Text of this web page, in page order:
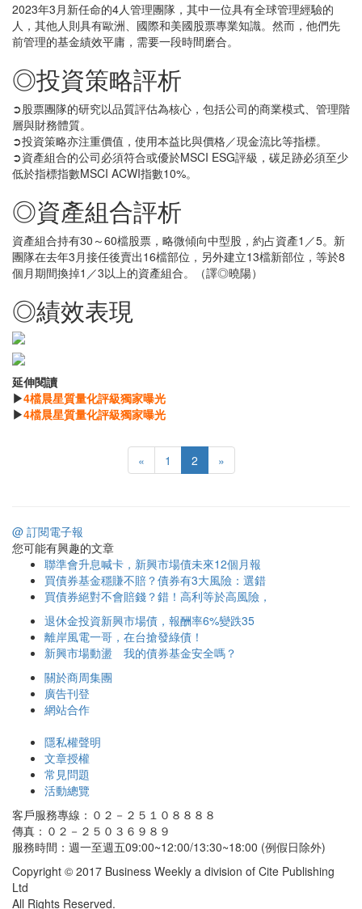
2023年3月新任命的4人管理團隊，其中一位具有全球管理經驗的
人，其他人則具有歐洲、國際和美國股票專業知識。然而，他們先
前管理的基金績效平庸，需要一段時間磨合。
◎投資策略評析
➲股票團隊的研究以品質評估為核心，包括公司的商業模式、管理階
層與財務體質。
➲投資策略亦注重價值，使用本益比與價格／現金流比等指標。
➲資產組合的公司必須符合或優於MSCI ESG評級，碳足跡必須至少
低於指標指數MSCI ACWI指數10%。
◎資產組合評析
資產組合持有30～60檔股票，略微傾向中型股，約占資產1／5。新
團隊在去年3月接任後賣出16檔部位，另外建立13檔新部位，等於8
個月期間換掉1／3以上的資產組合。（譯◎曉陽）
◎績效表現
延伸閱讀
▶4檔晨星質量化評級獨家曝光
▶4檔晨星質量化評級獨家曝光
« 1 2 »
@ 訂閱電子報
您可能有興趣的文章
聯準會升息喊卡，新興市場債未來12個月報
買債券基金穩賺不賠？債券有3大風險：選錯
買債券絕對不會賠錢？錯！高利等於高風險，
退休金投資新興市場債，報酬率6%變跌35
離岸風電一哥，在台搶發綠債！
新興市場動盪 我的債券基金安全嗎？
關於商周集團
廣告刊登
網站合作
隱私權聲明
文章授權
常見問題
活動總覽
客戶服務專線：０２－２５１０８８８８
傳真：０２－２５０３６９８９
服務時間：週一至週五09:00~12:00/13:30~18:00 (例假日除外)
Copyright © 2017 Business Weekly a division of Cite Publishing
Ltd
All Rights Reserved.